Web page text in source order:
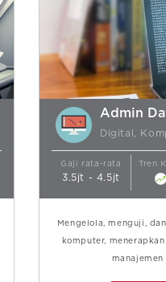
Admin
Digital,
Gaji rata-rata
3.5jt - 4.5jt
Tren
Mengelola, menguji,
komputer,
manajemen